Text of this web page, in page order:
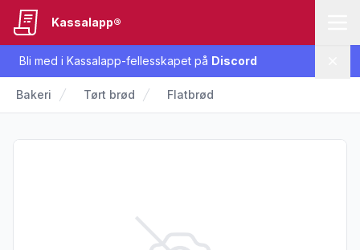
Bli med i Kassalapp-fellesskapet på Discord
Kassalapp®
Bakeri Tørt brød Flatbrød